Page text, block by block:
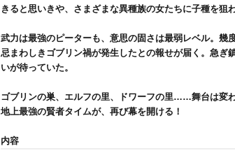
きると思いきや、さまざまな異種族の女たちに子種を狙
武力は最強のピーターも、意思の固さは最弱レベル。幾
忌まわしきゴブリン禍が発生したとの報せが届く。急
いが待っていた。
ゴブリンの巣、エルフの里、ドワーフの里……舞台は変
地上最強の賢者タイムが、再び幕を開ける！
内容